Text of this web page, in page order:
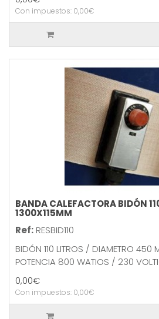
Con impuestos: 0,00€
BANDA CALEFACTORA BIDÓN
1300X115MM
Ref: RESBID110
BIDÓN 110 LITROS / DIAMETRO
POTENCIA 800 WATIOS / 230
0,00€
Con impuestos: 0,00€